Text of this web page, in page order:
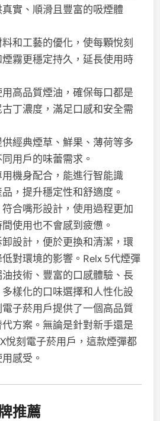
實、順滑且豐富的吸煙體
和工藝的優化，使每顆悅刻
霧更穩定持久，延長使用時
高品質煙油，確保每口都是
丁濃度，滿足口感和安全需
經典煙草、鮮果、薄荷等多
用戶的味蕾需求。
機身配合，能進行智能識
，提升穩定性和舒適度。
合嘴形設計，使用過程更加
使用也不會感到疲憊。
設計，便於更換和清潔，環
對環境的影響。Relx 5代煙彈
技術、豐富的口感體驗、長
樣化的口味選擇和人性化設
子菸用戶提供了一個高品質
代方案。無論是針對新手還是
悅刻電子菸用戶，這款煙彈都
感受。
推薦